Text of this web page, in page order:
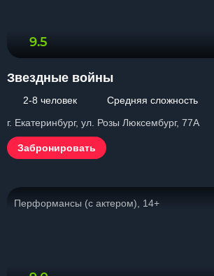
9.5
Звездные войны
2-8 человек
Средняя сложность
г. Екатеринбург, ул. Розы Люксембург, 77А
Забронировать
Перформансы (с актером), 14+